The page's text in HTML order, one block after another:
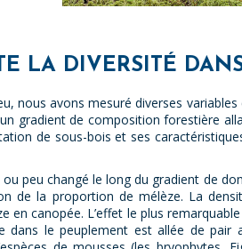
LA DIVERSITÉ
nous avons mesuré diverses
gradient de composition forestière
de sous-bois et ses
peu changé le long du gradient de
de la proportion de mélèze. La
en canopée. L’effet le plus
dans le peuplement est allée de